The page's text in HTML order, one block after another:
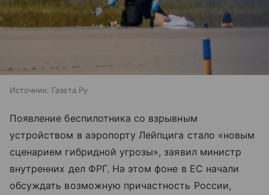
Источник: Газета.Ру
Появление беспилотника со взрывным
устройством в аэропорту Лейпцига стало «новым
сценарием гибридной угрозы», заявил министр
внутренних дел ФРГ. На этом фоне в ЕС начали
обсуждать возможную причастность России,